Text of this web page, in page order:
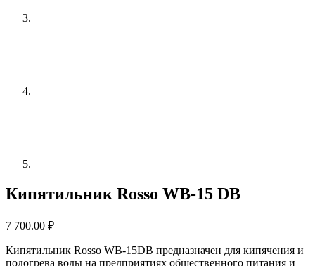
Кипятильник Rosso WB-15 DB
7 700.00 ₽
Кипятильник Rosso WB-15DB предназначен для кипячения и
подогрева воды на предприятиях общественного питания и